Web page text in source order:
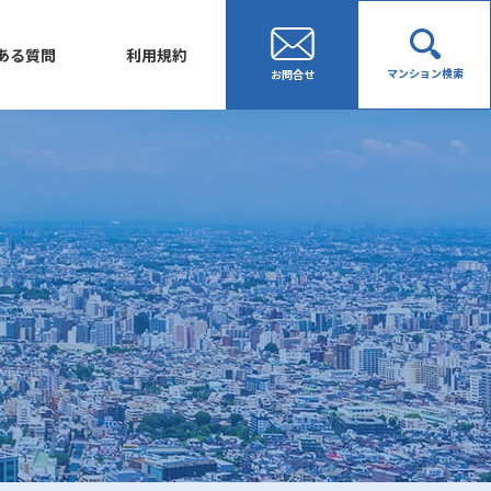
る質問 利用規約
お問合せ マンション検索